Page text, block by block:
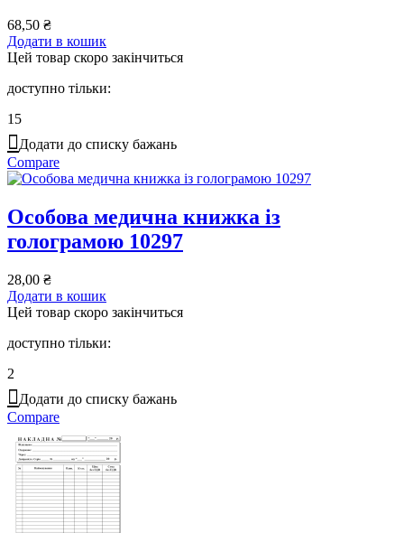
68,50 ₴
Додати в кошик
Цей товар скоро закінчиться
доступно тільки:
15
Додати до списку бажань
Compare
Особова медична книжка із
голограмою 10297
28,00 ₴
Додати в кошик
Цей товар скоро закінчиться
доступно тільки:
2
Додати до списку бажань
Compare